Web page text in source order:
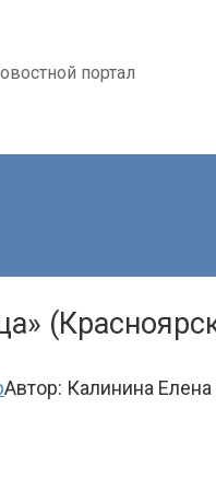
портал
Автор: Калинина Елена